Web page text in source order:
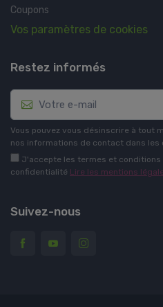
Coupons
Vos paramètres de cookies
Restez informés
Vous pouvez vous désinscrire à tout
nos informations de contact dans
J'accepte les termes et conditions
confidentialité Lire les mentions
Suivez-nous